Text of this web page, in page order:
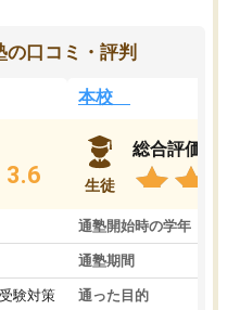
口コミ・評判
3.6
験対策
本校
生徒
総合評価
通塾開始時の学年
通塾期間
通った目的